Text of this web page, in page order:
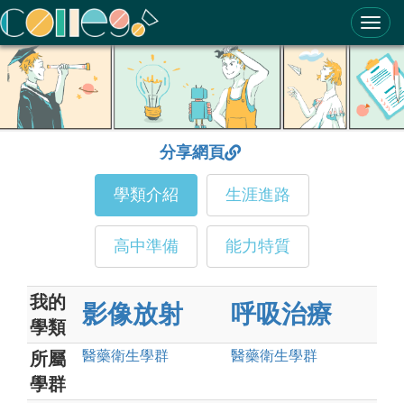
ColleGo! 大學選才與高中育才輔助系統
分享網頁
學類介紹 生涯進路
高中準備 能力特質
我的
學類
影像放射 呼吸治療
所屬
學群
醫藥衛生學群 醫藥衛生學群